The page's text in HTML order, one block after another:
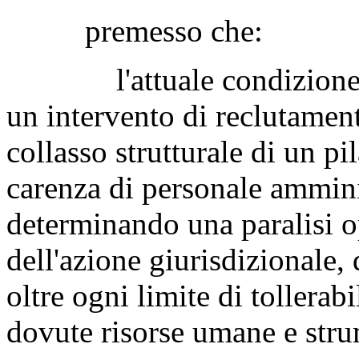
premesso che:
l'attuale condizione
un intervento di
collasso strutturale di un
carenza di personale
determinando una paralisi
dell'azione giurisdizionale,
oltre ogni limite di
dovute risorse umane e